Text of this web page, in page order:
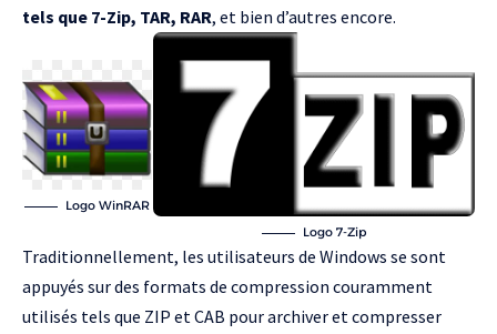
tels que 7-Zip, TAR, RAR, et bien d’autres encore.
Logo WinRAR
Logo 7-Zip
Traditionnellement, les utilisateurs de Windows se sont
appuyés sur des formats de compression couramment
utilisés tels que ZIP et CAB pour archiver et compresser